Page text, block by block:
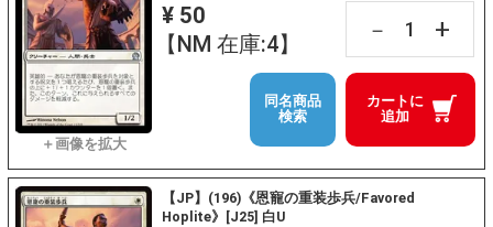
¥ 50
【NM 在庫:4】
－ +
カートに
追加
同名商品
検索
【JP】(196)《恩寵の重装歩兵/Favored
Hoplite》[J25] 白U